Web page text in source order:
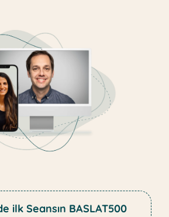
ilk Seansın BASLAT500